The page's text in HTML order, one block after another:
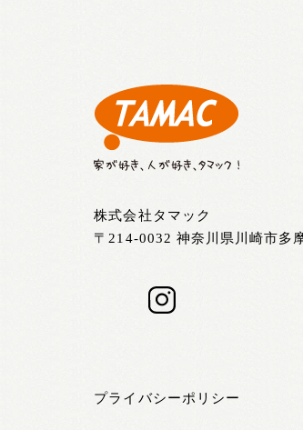
株式会社タマック
〒214-0032 神奈川県川崎市多
プライバシーポリシー